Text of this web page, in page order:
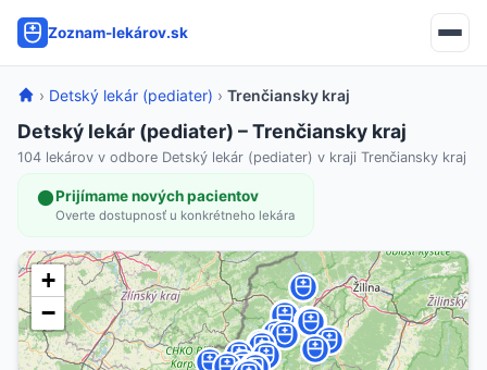
Zoznam-lekárov.sk
› Detský lekár (pediater) › Trenčiansky kraj
Detský lekár (pediater) – Trenčiansky kraj
104 lekárov v odbore Detský lekár (pediater) v kraji Trenčiansky kraj
Prijímame nových pacientov
Overte dostupnosť u konkrétneho lekára
+
−